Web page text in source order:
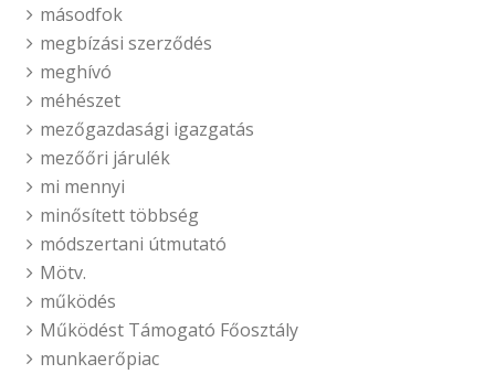
másodfok
megbízási szerződés
meghívó
méhészet
mezőgazdasági igazgatás
mezőőri járulék
mi mennyi
minősített többség
módszertani útmutató
Mötv.
működés
Működést Támogató Főosztály
munkaerőpiac